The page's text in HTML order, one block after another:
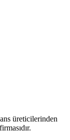
üreticilerinden